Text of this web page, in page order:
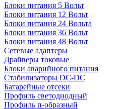
Блоки питания 5 Вольт
Блоки питания 12 Вольт
Блоки питания 24 Вольта
Блоки питания 36 Вольт
Блоки питания 48 Вольт
Сетевые адаптеры
Драйверы токовые
Блоки аварийного питания
Стабилизаторы DC-DC
Батарейные отсеки
Профиль светодиодный
Профиль п-образный